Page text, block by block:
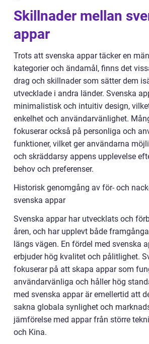
Skillnader mellan
appar
Trots att svenska appar täcker en
kategorier och ändamål, finns det
drag och skillnader som sätter dem
utvecklade i andra länder. Svenska
minimalistisk och intuitiv design,
enkelhet och användarvänlighet.
fokuserar också på personliga och
funktioner, vilket ger användarna
och skräddarsy appens upplevelse
behov och preferenser.
Historisk genomgång av för- och
svenska appar
Svenska appar har utvecklats och
åren, och har upplevt både
längs vägen. En fördel med svenska
erbjuder hög kvalitet och pålitlighet.
fokuserar på att skapa appar som
användarvänliga och håller hög
med svenska appar är emellertid att
sakna globala synlighet och
jämförelse med appar från större
och Kina.